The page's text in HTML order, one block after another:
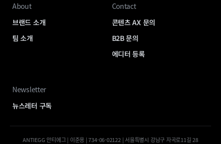
About
브랜드 소개
팀 소개
Contact
콘텐츠 AX 문의
B2B 문의
에디터 등록
Newsletter
뉴스레터 구독
ANTIEGG 안티에그 | 이준용 | 734-06-02122 | 서울특별시 강남구 자곡로11길 28